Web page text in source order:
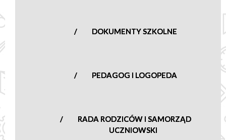
DOKUMENTY SZKOLNE
PEDAGOG I LOGOPEDA
RADA RODZICÓW I SAMORZĄD
UCZNIOWSKI